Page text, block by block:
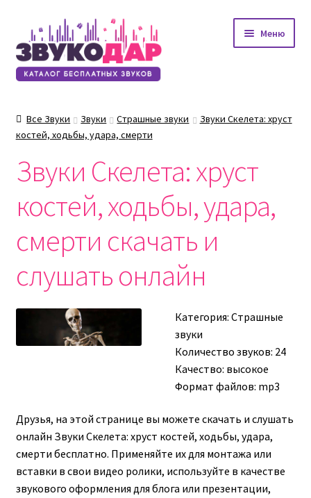
Перейти
к
навигации
Перейти
к
содержимому
Меню
Все Звуки Звуки Страшные звуки
Звуки Скелета: хруст
костей, ходьбы, удара, смерти
Звуки Скелета: хруст
костей, ходьбы, удара,
смерти скачать и
слушать онлайн
Категория: Страшные
звуки
Количество звуков: 24
Качество: высокое
Формат файлов: mp3
Друзья, на этой странице вы можете скачать и слушать
онлайн Звуки Скелета: хруст костей, ходьбы, удара,
смерти бесплатно. Применяйте их для монтажа или
вставки в свои видео ролики, используйте в качестве
звукового оформления для блога или презентации,